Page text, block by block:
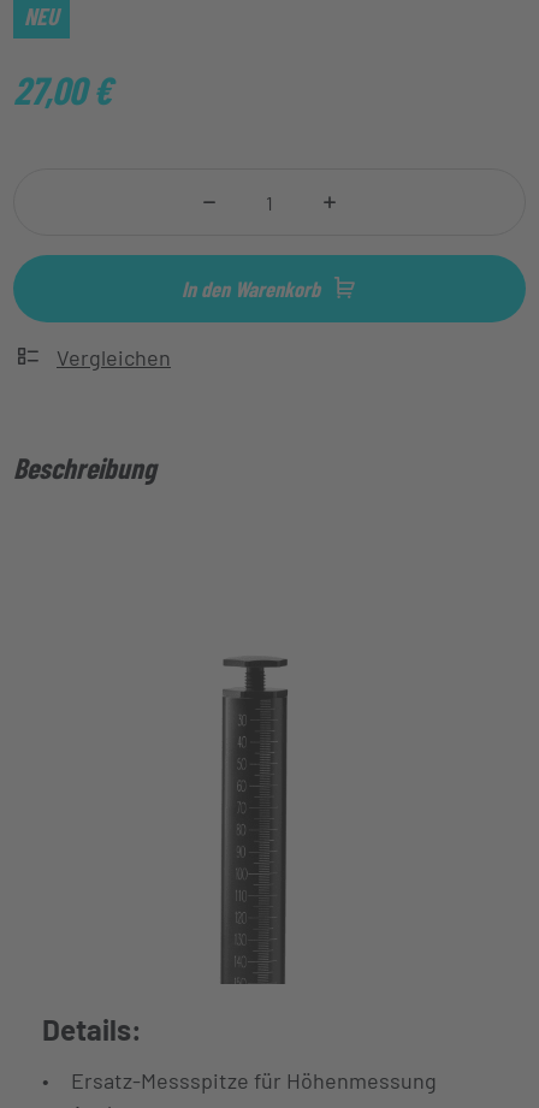
NEU
27,00€
In den Warenkorb
Vergleichen
Beschreibung
Details:
Ersatz-Messspitze für Höhenmessung